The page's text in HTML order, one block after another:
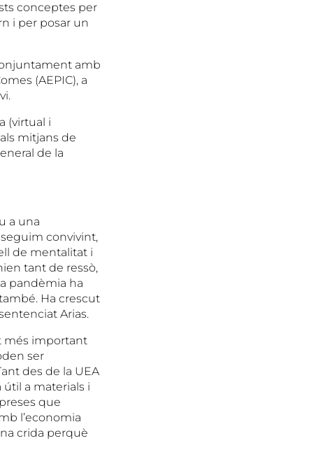
conceptes per
i per posar un
amb
(AEPIC), a
(virtual i
mitjans de
de la
a una
convivint,
de mentalitat i
tant de ressò,
pandèmia ha
Ha crescut
Arias.
més important
ser
des de la UEA
a materials i
que
l’economia
crida perquè